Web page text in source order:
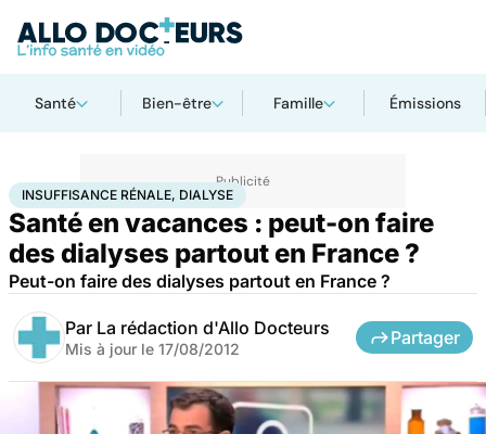
Santé Bien-être Famille Émissions
AccueilSantéInsuffisance rénale, dialyse
INSUFFISANCE RÉNALE, DIALYSE
Santé en vacances : peut-on faire
des dialyses partout en France ?
Peut-on faire des dialyses partout en France ?
Par La rédaction d'Allo Docteurs
Mis à jour le 17/08/2012
Partager